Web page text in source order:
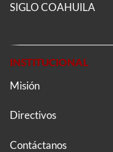
SIGLO COAHUILA
INSTITUCIONAL
Misión
Directivos
Contáctanos